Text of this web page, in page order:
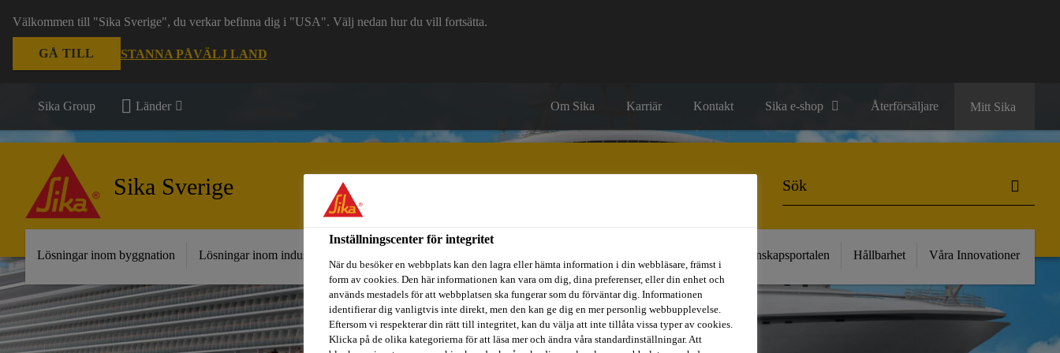
Välkommen till "Sika Sverige", du verkar befinna dig i "USA". Välj nedan hur du vill fortsätta.
GÅ TILL STANNA PÅVÄLJ LAND
Sika Group Länder Om Sika Karriär Kontakt Sika e-shop Återförsäljare Mitt Sika
Sika Sverige
Lösningar inom byggnation Lösningar inom industri Kunskapsportalen Hållbarhet Våra Innovationer
Inställningscenter för integritet
När du besöker en webbplats kan den lagra eller hämta information i din webbläsare, främst i
form av cookies. Den här informationen kan vara om dig, dina preferenser, eller din enhet och
används mestadels för att webbplatsen ska fungerar som du förväntar dig. Informationen
identifierar dig vanligtvis inte direkt, men den kan ge dig en mer personlig webbupplevelse.
Eftersom vi respekterar din rätt till integritet, kan du välja att inte tillåta vissa typer av cookies.
Klicka på de olika kategorierna för att läsa mer och ändra våra standardinställningar. Att